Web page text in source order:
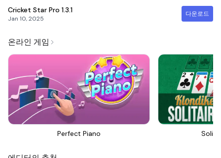
Cricket Star Pro 1.3.1
Jan 10, 2025
다운로드
온라인 게임
Perfect Piano